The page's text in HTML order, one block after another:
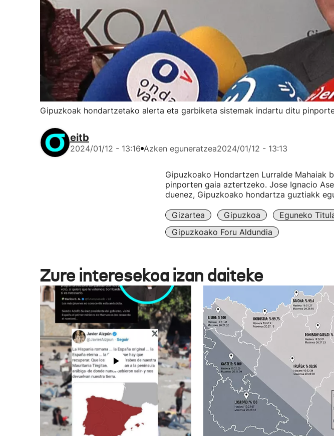
Gipuzkoak hondartzetako alerta eta garbiketa sistemak indartu ditu
eitb
2024/01/12 - 13:16 Azken eguneratzea2024/01/12 - 13:13
Gipuzkoako Hondartzen Lurralde Mahaiak
pinporten gaia aztertzeko. Jose Ignacio
duenez, Gipuzkoako hondartza guztiakk
Gizartea Gipuzkoa Eguneko
Gipuzkoako Foru Aldundia
Zure interesekoa izan daiteke